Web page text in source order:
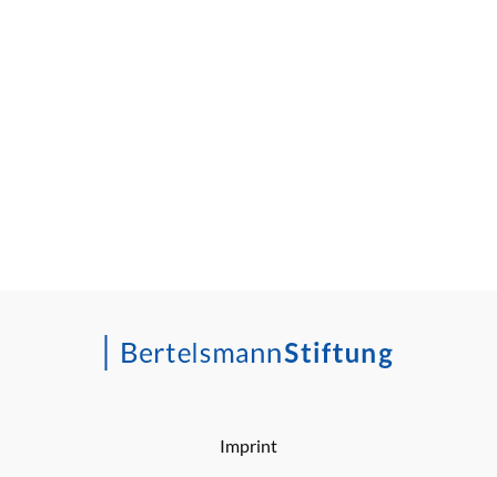
Imprint